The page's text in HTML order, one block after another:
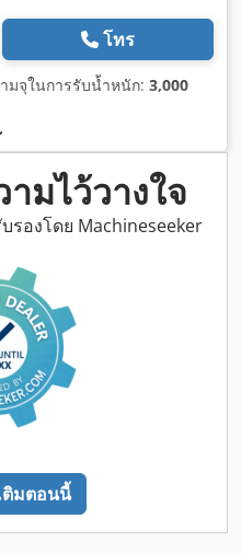
โทร
มจุในการรับน้ำหนัก: 3,000
มไว้วางใจ
องโดย Machineseeker
ติมตอนนี้